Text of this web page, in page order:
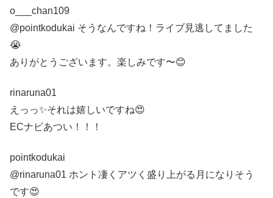
o___chan109
@pointkodukai そうなんですね！ライブ見逃してました
😭
ありがとうございます。楽しみです〜😊
rinaruna01
えっっ✨それは嬉しいですね😍
ECナビあつい！！！
pointkodukai
@rinaruna01 ホント凄くアツく盛り上がる月になりそう
です😍